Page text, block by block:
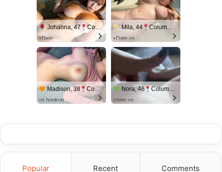
Johanna, 47 Columbus
xDate
Mila, 44 Columbus
xDate.us
Madison, 38 Columbus
us.hookup
Nora, 46 Columbus
xdate.us
Popular Recent Comments